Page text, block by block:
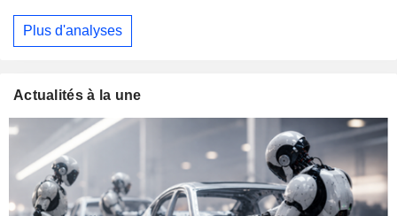
Plus d'analyses
Actualités à la une